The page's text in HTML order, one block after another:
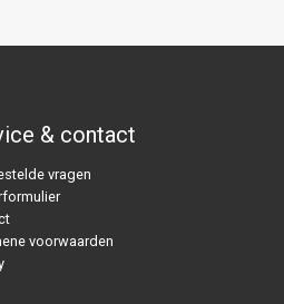
& contact
vragen
voorwaarden